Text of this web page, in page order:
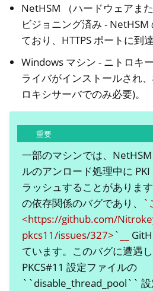
NetHSM （ハードウェアま
ビジョニング済み - NetHSM
ており、HTTPS ポートに到
Windows マシン - ニトロキ
ライバがインストールされ
ロキシサーバでのみ必要)。
重要
一部のマシンでは、
ルのアンロード処理中に
ラッシュすることがありま
の依存関係のバグであり、
`
<https://github.com/
pkcs11/issues/327>`__
ています。このバグに遭遇
PKCS#11 設定ファイルの
``disable_thread_pool`` 設